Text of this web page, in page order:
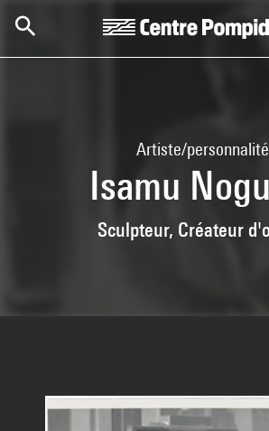
Artiste/personnalité
Isamu
Sculpteur, Créateur